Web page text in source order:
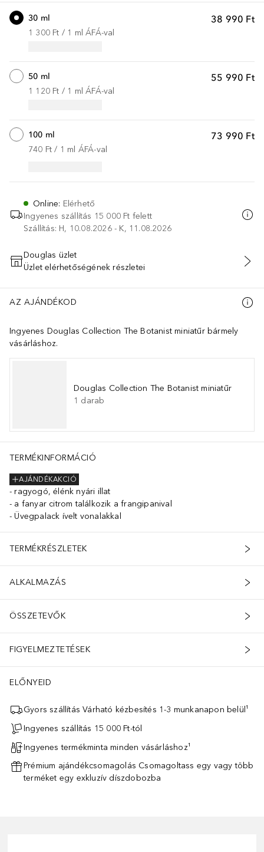
38 990 Ft
30 ml
1 300 Ft / 1 ml ÁFÁ-val
55 990 Ft
50 ml
1 120 Ft / 1 ml ÁFÁ-val
73 990 Ft
100 ml
740 Ft / 1 ml ÁFÁ-val
Online: Elérhető
Ingyenes szállítás 15 000 Ft felett
Szállítás: H, 10.08.2026 - K, 11.08.2026
KOSÁRBA HELYEZÉS
Douglas üzlet
Üzlet elérhetőségének részletei
AZ AJÁNDÉKOD
Ingyenes Douglas Collection The Botanist miniatűr bármely
vásárláshoz.
Douglas Collection The Botanist miniatűr
1 darab
TERMÉKINFORMÁCIÓ
AJÁNDÉKAKCIÓ
ragyogó, élénk nyári illat
a fanyar citrom találkozik a frangipanival
Üvegpalack ívelt vonalakkal
TERMÉKRÉSZLETEK
ALKALMAZÁS
ÖSSZETEVŐK
FIGYELMEZTETÉSEK
ELŐNYEID
Gyors szállítás Várható kézbesítés 1-3 munkanapon belül¹
Ingyenes szállítás 15 000 Ft-tól
Ingyenes termékminta minden vásárláshoz¹
Prémium ajándékcsomagolás Csomagoltass egy vagy több
terméket egy exkluzív díszdobozba